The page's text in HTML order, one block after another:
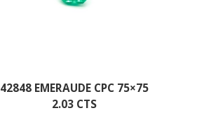
42848 EMERAUDE CPC 75×75
2.03 CTS